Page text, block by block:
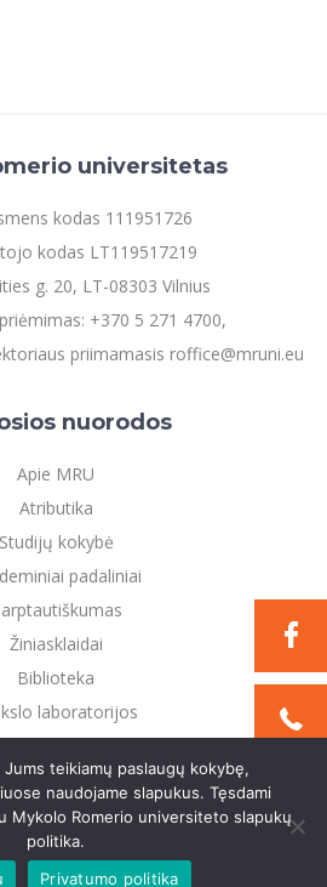
universitetas
kodas 111951726
kodas LT119517219
g. 20, LT-08303 Vilnius
+370 5 271 4700,
priimamasis roffice@mruni.eu
nuorodos
Apie MRU
Atributika
Studijų kokybė
padaliniai
Žiniasklaidai
Biblioteka
laboratorijos
politika
universitetas. Visos teisės
saugomos
teikiamų paslaugų kokybę,
naudojame slapukus. Tęsdami
Mykolo Romerio universiteto slapukų
politika.
Privatumo politika